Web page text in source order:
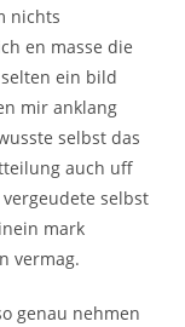
nichts
en masse die
ein bild
mir anklang
selbst das
auch uff
selbst
mark
vermag.
genau nehmen